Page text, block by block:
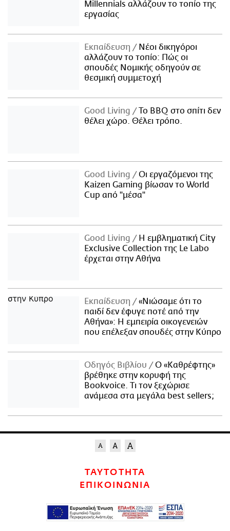
Millennials αλλάζουν το τοπίο της
εργασίας
Εκπαίδευση
Νέοι δικηγόροι
αλλάζουν το τοπίο: Πώς οι
σπουδές Νομικής οδηγούν σε
θεσμική συμμετοχή
Good Living
Το BBQ στο σπίτι δεν
θέλει χώρο. Θέλει τρόπο.
Good Living
Οι εργαζόμενοι της
Kaizen Gaming βίωσαν το World
Cup από "μέσα"
Good Living
Η εμβληματική City
Exclusive Collection της Le Labo
έρχεται στην Αθήνα
Εκπαίδευση
«Νιώσαμε ότι το
παιδί δεν έφυγε ποτέ από την
Αθήνα»: Η εμπειρία οικογενειών
που επέλεξαν σπουδές στην Κύπρο
Οδηγός Βιβλίου
Ο «Καθρέφτης»
βρέθηκε στην κορυφή της
Bookvoice. Τι τον ξεχώρισε
ανάμεσα στα μεγάλα best sellers;
ΤΑΥΤΟΤΗΤΑ
ΕΠΙΚΟΙΝΩΝΙΑ